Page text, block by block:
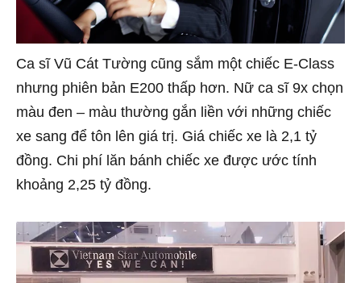
Ca sĩ Vũ Cát Tường cũng sắm một chiếc E-Class
nhưng phiên bản E200 thấp hơn. Nữ ca sĩ 9x chọn
màu đen – màu thường gắn liền với những chiếc
xe sang để tôn lên giá trị. Giá chiếc xe là 2,1 tỷ
đồng. Chi phí lăn bánh chiếc xe được ước tính
khoảng 2,25 tỷ đồng.